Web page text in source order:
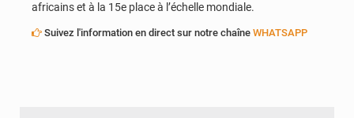
africains et à la 15e place à l’échelle mondiale.
Suivez l'information en direct sur notre chaîne WHATSAPP